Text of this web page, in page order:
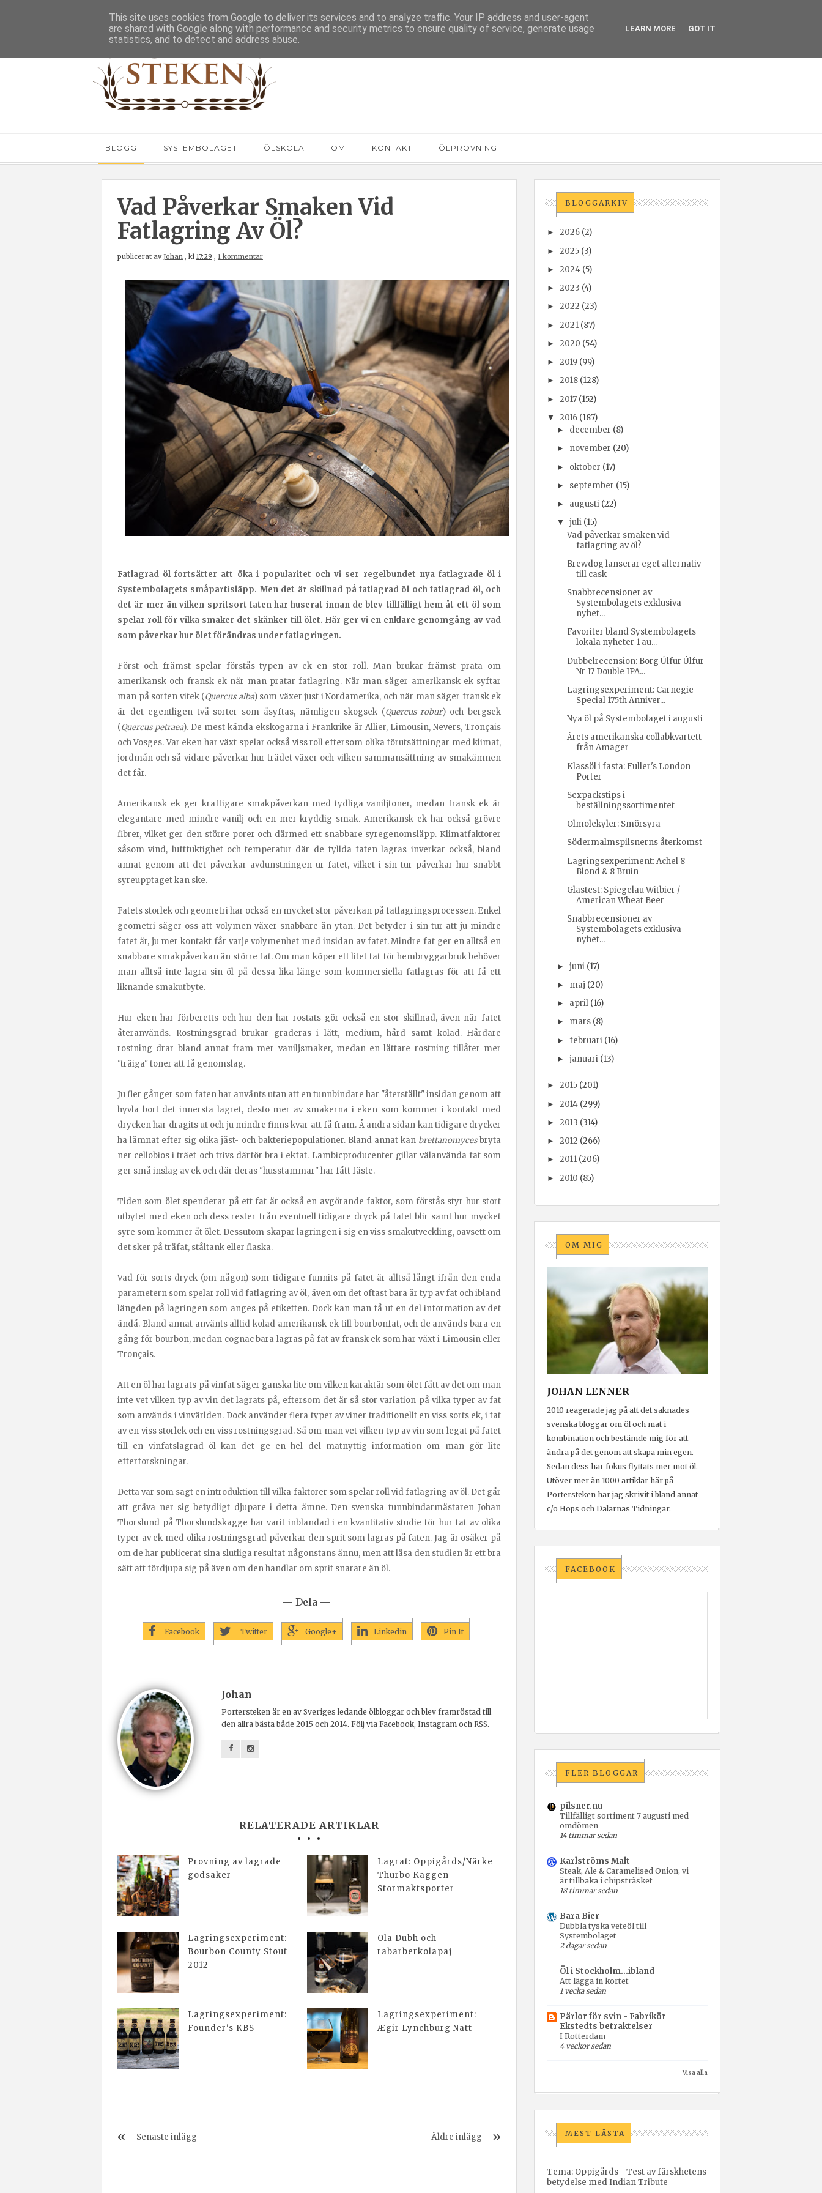
BLOGG SYSTEMBOLAGET ÖLSKOLA OM KONTAKT ÖLPROVNING
Vad Påverkar Smaken Vid
Fatlagring Av Öl?
publicerat avJohan , kl 17:29 , 1 kommentar
Fatlagrad öl fortsätter att öka i popularitet och vi ser regelbundet nya fatlagrade öl i
Systembolagets småpartisläpp. Men det är skillnad på fatlagrad öl och fatlagrad öl, och
det är mer än vilken spritsort faten har huserat innan de blev tillfälligt hem åt ett öl som
spelar roll för vilka smaker det skänker till ölet. Här ger vi en enklare genomgång av vad
som påverkar hur ölet förändras under fatlagringen.
Först och främst spelar förstås typen av ek en stor roll. Man brukar främst prata om
amerikansk och fransk ek när man pratar fatlagring. När man säger amerikansk ek syftar
man på sorten vitek (Quercus alba) som växer just i Nordamerika, och när man säger fransk ek
är det egentligen två sorter som åsyftas, nämligen skogsek (Quercus robur) och bergsek
(Quercus petraea). De mest kända ekskogarna i Frankrike är Allier, Limousin, Nevers, Tronçais
och Vosges. Var eken har växt spelar också viss roll eftersom olika förutsättningar med klimat,
jordmån och så vidare påverkar hur trädet växer och vilken sammansättning av smakämnen
det får.
Amerikansk ek ger kraftigare smakpåverkan med tydliga vaniljtoner, medan fransk ek är
elegantare med mindre vanilj och en mer kryddig smak. Amerikansk ek har också grövre
fibrer, vilket ger den större porer och därmed ett snabbare syregenomsläpp. Klimatfaktorer
såsom vind, luftfuktighet och temperatur där de fyllda faten lagras inverkar också, bland
annat genom att det påverkar avdunstningen ur fatet, vilket i sin tur påverkar hur snabbt
syreupptaget kan ske.
Fatets storlek och geometri har också en mycket stor påverkan på fatlagringsprocessen. Enkel
geometri säger oss att volymen växer snabbare än ytan. Det betyder i sin tur att ju mindre
fatet är, ju mer kontakt får varje volymenhet med insidan av fatet. Mindre fat ger en alltså en
snabbare smakpåverkan än större fat. Om man köper ett litet fat för hembryggarbruk behöver
man alltså inte lagra sin öl på dessa lika länge som kommersiella fatlagras för att få ett
liknande smakutbyte.
Hur eken har förberetts och hur den har rostats gör också en stor skillnad, även när fatet
återanvänds. Rostningsgrad brukar graderas i lätt, medium, hård samt kolad. Hårdare
rostning drar bland annat fram mer vaniljsmaker, medan en lättare rostning tillåter mer
"träiga" toner att få genomslag.
Ju fler gånger som faten har använts utan att en tunnbindare har "återställt" insidan genom att
hyvla bort det innersta lagret, desto mer av smakerna i eken som kommer i kontakt med
drycken har dragits ut och ju mindre finns kvar att få fram. Å andra sidan kan tidigare drycker
ha lämnat efter sig olika jäst- och bakteriepopulationer. Bland annat kan brettanomycesbryta
ner cellobios i träet och trivs därför bra i ekfat. Lambicproducenter gillar välanvända fat som
ger små inslag av ek och där deras "husstammar" har fått fäste.
Tiden som ölet spenderar på ett fat är också en avgörande faktor, som förstås styr hur stort
utbytet med eken och dess rester från eventuell tidigare dryck på fatet blir samt hur mycket
syre som kommer åt ölet. Dessutom skapar lagringen i sig en viss smakutveckling, oavsett om
det sker på träfat, ståltank eller flaska.
Vad för sorts dryck (om någon) som tidigare funnits på fatet är alltså långt ifrån den enda
parametern som spelar roll vid fatlagring av öl, även om det oftast bara är typ av fat och ibland
längden på lagringen som anges på etiketten. Dock kan man få ut en del information av det
ändå. Bland annat använts alltid kolad amerikansk ek till bourbonfat, och de används bara en
gång för bourbon, medan cognac bara lagras på fat av fransk ek som har växt i Limousin eller
Tronçais.
Att en öl har lagrats på vinfat säger ganska lite om vilken karaktär som ölet fått av det om man
inte vet vilken typ av vin det lagrats på, eftersom det är så stor variation på vilka typer av fat
som används i vinvärlden. Dock använder flera typer av viner traditionellt en viss sorts ek, i fat
av en viss storlek och en viss rostningsgrad. Så om man vet vilken typ av vin som legat på fatet
till en vinfatslagrad öl kan det ge en hel del matnyttig information om man gör lite
efterforskningar.
Detta var som sagt en introduktion till vilka faktorer som spelar roll vid fatlagring av öl. Det går
att gräva ner sig betydligt djupare i detta ämne. Den svenska tunnbindarmästaren Johan
Thorslund på Thorslundskagge har varit inblandad i en kvantitativ studie för hur fat av olika
typer av ek med olika rostningsgrad påverkar den sprit som lagras på faten. Jag är osäker på
om de har publicerat sina slutliga resultat någonstans ännu, men att läsa den studien är ett bra
sätt att fördjupa sig på även om den handlar om sprit snarare än öl.
— Dela —
Facebook Twitter Google+ Linkedin Pin It
Johan
Portersteken är en av Sveriges ledande ölbloggar och blev framröstad till
den allra bästa både 2015 och 2014. Följ via Facebook, Instagram och RSS.
RELATERADE ARTIKLAR
Provning av lagrade
godsaker
Lagrat: Oppigårds/Närke
Thurbo Kaggen
Stormaktsporter
Lagringsexperiment:
Bourbon County Stout
2012
Ola Dubh och
rabarberkolapaj
Lagringsexperiment:
Founder's KBS
Lagringsexperiment:
Ægir Lynchburg Natt
Senaste inlägg Äldre inlägg
BLOGGARKIV
►2026 (2)
►2025 (3)
►2024 (5)
►2023 (4)
►2022 (23)
►2021 (87)
►2020 (54)
►2019 (99)
►2018 (128)
►2017 (152)
▼ 2016 (187)
► december (8)
► november (20)
► oktober (17)
► september (15)
► augusti (22)
▼ juli (15)
Vad påverkar smaken vid
fatlagring av öl?
Brewdog lanserar eget alternativ
till cask
Snabbrecensioner av
Systembolagets exklusiva
nyhet...
Favoriter bland Systembolagets
lokala nyheter 1 au...
Dubbelrecension: Borg Úlfur Úlfur
Nr 17 Double IPA...
Lagringsexperiment: Carnegie
Special 175th Anniver...
Nya öl på Systembolaget i augusti
Årets amerikanska collabkvartett
från Amager
Klassöl i fasta: Fuller's London
Porter
Sexpackstips i
beställningssortimentet
Ölmolekyler: Smörsyra
Södermalmspilsnerns återkomst
Lagringsexperiment: Achel 8
Blond & 8 Bruin
Glastest: Spiegelau Witbier /
American Wheat Beer
Snabbrecensioner av
Systembolagets exklusiva
nyhet...
► juni (17)
► maj (20)
► april (16)
► mars (8)
► februari (16)
► januari (13)
►2015 (201)
►2014 (299)
►2013 (314)
►2012 (266)
►2011 (206)
►2010 (85)
OM MIG
JOHAN LENNER
2010 reagerade jag på att det saknades
svenska bloggar om öl och mat i
kombination och bestämde mig för att
ändra på det genom att skapa min egen.
Sedan dess har fokus flyttats mer mot öl.
Utöver mer än 1000 artiklar här på
Portersteken har jag skrivit i bland annat
c/o Hops och Dalarnas Tidningar.
FACEBOOK
FLER BLOGGAR
pilsner.nu
Tillfälligt sortiment 7 augusti med
omdömen
14 timmar sedan
Karlströms Malt
Steak, Ale & Caramelised Onion, vi
är tillbaka i chipsträsket
18 timmar sedan
Bara Bier
Dubbla tyska veteöl till
Systembolaget
2 dagar sedan
Öl i Stockholm...ibland
Att lägga in kortet
1 vecka sedan
Pärlor för svin - Fabrikör
Ekstedts betraktelser
I Rotterdam
4 veckor sedan
Visa alla
MEST LÄSTA
Tema: Oppigårds - Test av färskhetens
betydelse med Indian Tribute
This site uses cookies from Google to deliver its services and to analyze traffic. Your IP address and user-agent
are shared with Google along with performance and security metrics to ensure quality of service, generate usage
statistics, and to detect and address abuse.
LEARN MORE GOT IT